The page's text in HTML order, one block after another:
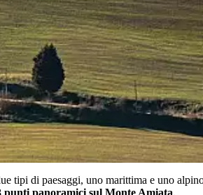
tipi di paesaggi, uno marittima e uno
punti panoramici sul Monte Amiata.